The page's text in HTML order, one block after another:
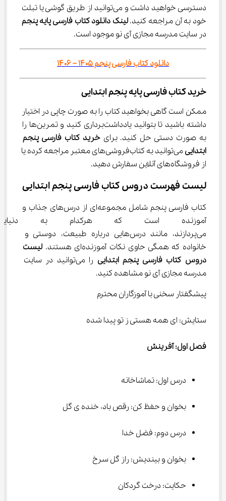
دسترسی خواهید داشت و می‌توانید از طریق گوشی یا تبلت
خود به آن مراجعه کنید. لینک دانلود کتاب فارسی پایه پنجم
در سایت مدرسه مجازی آی نو موجود است.
دانلود کتاب فارسی پنجم ۱۴۰۵ – ۱۴۰۶
خرید کتاب فارسی پایه پنجم ابتدایی
ممکن است گاهی بخواهید کتاب را به صورت چاپی در اختیار
داشته باشید تا بتوانید یادداشت‌برداری کنید و تمرین‌ها را
به صورت دستی حل کنید. برای خرید کتاب فارسی پنجم
ابتدایی
می‌توانید به کتاب‌فروشی‌های معتبر مراجعه کرده یا
از فروشگاه‌های آنلاین سفارش دهید.
لیست فهرست دروس کتاب فارسی پنجم ابتدایی
کتاب فارسی پنجم شامل مجموعه‌ای از درس‌های جذاب و
آموزنده است که هرکدام به
می‌پردازند، مانند درس‌هایی درباره طبیعت، دوستی و
خانواده که همگی حاوی نکات آموزنده‌ای هستند.
لیست
دروس کتاب فارسی پنجم ابتدایی
را می‌توانید در سایت
مدرسه مجازی آی نو مشاهده کنید.
پیشگفتار سخنی با آموزگاران محترم
ستایش: ای همه هستی ز تو پیدا شده
فصل اول: آفرینش
درس اول: تماشاخانه
بخوان و حفظ کن: رقص باد، خنده ی گل
درس دوم: فضل خدا
بخوان و بیندیش: راز گل سرخ
حکایت: درخت گردکان